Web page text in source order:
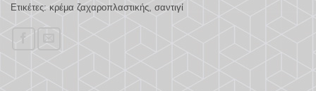
Ετικέτες: κρέμα ζαχαροπλαστικής, σαντιγί